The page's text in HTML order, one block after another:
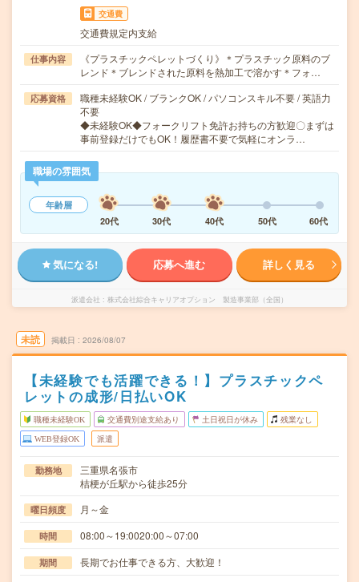
交通費
交通費規定内支給
仕事内容
《プラスチックペレットづくり》＊プラスチック原料のブ
レンド＊ブレンドされた原料を熱加工で溶かす＊フォ…
応募資格
職種未経験OK / ブランクOK / パソコンスキル不要 / 英語力
不要
◆未経験OK◆フォークリフト免許お持ちの方歓迎〇まずは
事前登録だけでもOK！履歴書不要で気軽にオンラ…
職場の雰囲気
年齢層
20代
30代 40代 50代 60代
気になる! 応募へ進む 詳しく見る
派遣会社 株式会社綜合キャリアオプション 製造事業部（全国）
未読 掲載日 2026/08/07
【未経験でも活躍できる！】プラスチックペ
レットの成形/日払いOK
職種未経験OK 交通費別途支給あり 土日祝日が休み 残業なし
WEB登録OK 派遣
勤務地
三重県名張市
桔梗が丘駅から徒歩25分
曜日頻度 月～金
時間 08:00～19:0020:00～07:00
期間
長期でお仕事できる方、大歓迎！